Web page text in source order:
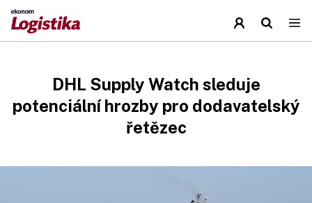
DHL Supply Watch sleduje
potenciální hrozby pro dodavatelský
řetězec